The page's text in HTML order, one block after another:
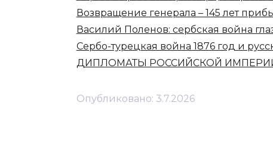
Возвращение генерала – 145 лет
Василий Поленов: сербская война
Сербо-турецкая война 1876 год и
ДИПЛОМАТЫ РОССИЙСКОЙ ИМПЕРИИ
Опубликовано: 3.7.2026